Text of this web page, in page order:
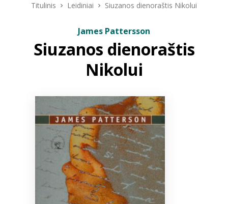
ELVIS atvyksta
Bibliotekoms
info@elvislab.lt
Titulinis Leidiniai Siuzanos dienoraštis Nikolui
James Pattersson
Siuzanos dienoraštis
Nikolui